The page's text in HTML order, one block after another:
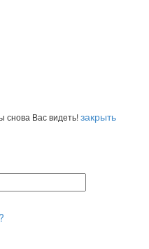
снова Вас видеть!закрыть